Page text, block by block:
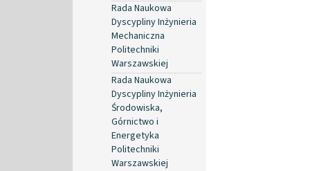
Rada Naukowa
Dyscypliny Inżynieria
Mechaniczna
Politechniki
Warszawskiej
Rada Naukowa
Dyscypliny Inżynieria
Środowiska,
Górnictwo i
Energetyka
Politechniki
Warszawskiej